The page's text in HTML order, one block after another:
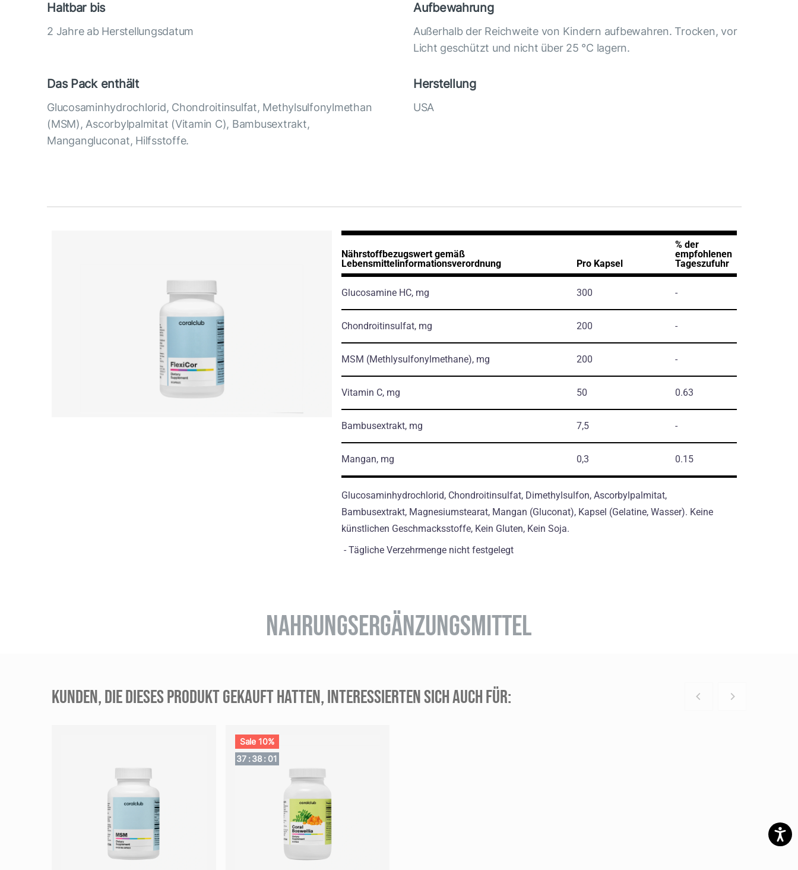
Haltbar bis
2 Jahre ab Herstellungsdatum
Aufbewahrung
Außerhalb der Reichweite von Kindern aufbewahren. Trocken, vor
Licht geschützt und nicht über 25 °С lagern.
Das Pack enthält
Glucosaminhydrochlorid, Chondroitinsulfat, Methylsulfonylmethan
(MSM), Ascorbylpalmitat (Vitamin C), Bambusextrakt,
Mangangluconat, Hilfsstoffe.
Herstellung
USA
Nährstoffbezugswert gemäß
Lebensmittelinformationsverordnung
Pro Kapsel
% der
empfohlenen
Tageszufuhr
Glucosamine HC, mg 300 -
Chondroitinsulfat, mg 200 -
MSM (Methlysulfonylmethane), mg 200 -
Vitamin C, mg 50 0.63
Bambusextrakt, mg 7,5 -
Mangan, mg 0,3 0.15
Glucosaminhydrochlorid, Chondroitinsulfat, Dimethylsulfon, Ascorbylpalmitat,
Bambusextrakt, Magnesiumstearat, Mangan (Gluconat), Kapsel (Gelatine, Wasser). Keine
künstlichen Geschmacksstoffe, Kein Gluten, Kein Soja.
- Tägliche Verzehrmenge nicht festgelegt
NAHRUNGSERGÄNZUNGSMITTEL
KUNDEN, DIE DIESES PRODUKT GEKAUFT HATTEN, INTERESSIERTEN SICH AUCH FÜR:
Sale 10%
37 : 38: 00